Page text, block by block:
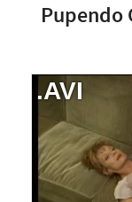
Pupendo
.AVI